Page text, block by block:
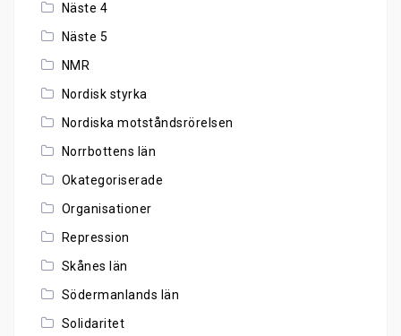
Näste 4
Näste 5
NMR
Nordisk styrka
Nordiska motståndsrörelsen
Norrbottens län
Okategoriserade
Organisationer
Repression
Skånes län
Södermanlands län
Solidaritet